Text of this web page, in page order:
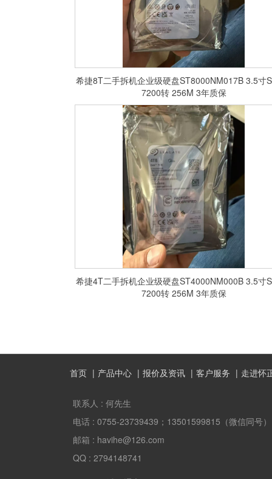
希捷8T二手拆机企业级硬盘ST8000NM017B 3.5寸
7200转 256M 3年质保
希捷4T二手拆机企业级硬盘ST4000NM000B 3.5寸
7200转 256M 3年质保
首页 产品中心 报价及资讯 客户服务 走进怀
联系人 : 何先生
电话 : 0755-23739439；13501599815（微信同号）
邮箱 : havihe@126.com
QQ : 2794148741